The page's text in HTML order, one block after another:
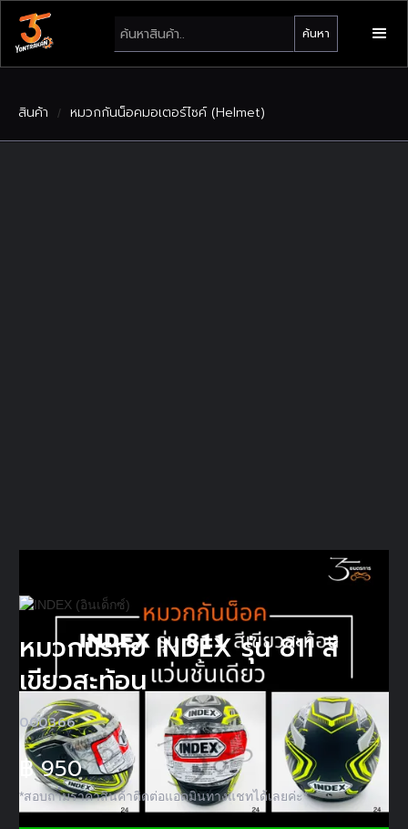
สินค้า / หมวกกันน็อคมอเตอร์ไซค์ (Helmet)
หมวกนิรภัย INDEX รุ่น 811 สี
เขียวสะท้อน
000366
฿ 950
*สอบถามราคาสินค้าติดต่อแอดมินทางแชทได้เลยค่ะ*